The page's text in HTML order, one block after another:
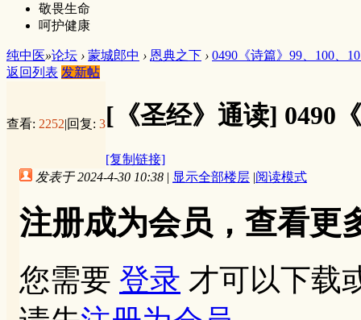
敬畏生命
呵护健康
纯中医»论坛 › 蒙城郎中 › 恩典之下 › 0490《诗篇》99、100、
返回列表 发新帖
查看: 2252|回复: 3[《圣经》通读] 0490
[复制链接]
发表于 2024-4-30 10:38 | 显示全部楼层 |阅读模式
注册成为会员，查看更
您需要 登录 才可以下载